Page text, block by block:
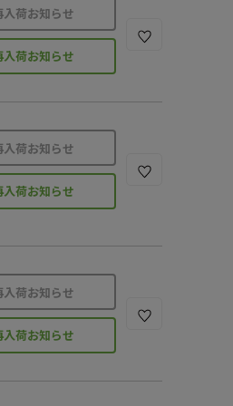
入荷お知らせ
入荷お知らせ
入荷お知らせ
入荷お知らせ
入荷お知らせ
入荷お知らせ